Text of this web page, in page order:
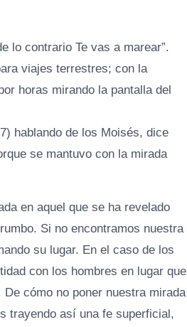
lo contrario Te vas a marear”.
viajes terrestres; con la
horas mirando la pantalla del
hablando de los Moisés, dice
se mantuvo con la mirada
en aquel que se ha revelado
Si no encontramos nuestra
su lugar. En el caso de los
con los hombres en lugar que
cómo no poner nuestra mirada
trayendo así una fe superficial,